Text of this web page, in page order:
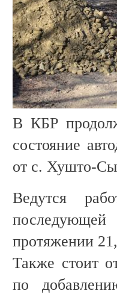
В КБР
состояние
от с. Хушто-
Ведутся
протяжении
Также стоит
по